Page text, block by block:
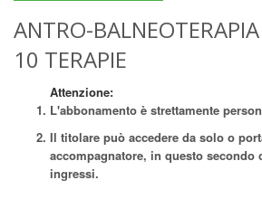
ANTRO-
10 TERAPIE
Attenzione:
L'abbonamento è strettamente
Il titolare può accedere da solo o
accompagnatore, in questo secondo
ingressi.